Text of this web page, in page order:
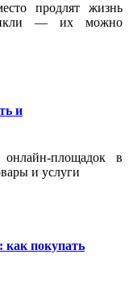
продлят жизнь
— их можно
и
площадок в
и услуги
покупать